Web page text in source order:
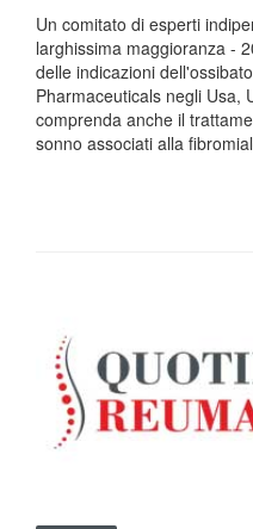
Un comitato di esperti
larghissima maggioranza -
delle indicazioni
Pharmaceuticals negli Usa,
comprenda anche il
sonno associati alla